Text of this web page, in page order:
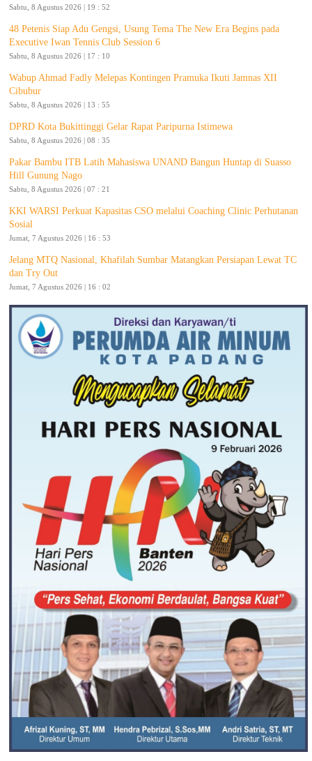
Sabtu, 8 Agustus 2026 | 19 : 52
48 Petenis Siap Adu Gengsi, Usung Tema The New Era Begins pada
Executive Iwan Tennis Club Session 6
Sabtu, 8 Agustus 2026 | 17 : 10
Wabup Ahmad Fadly Melepas Kontingen Pramuka Ikuti Jamnas XII
Cibubur
Sabtu, 8 Agustus 2026 | 13 : 55
DPRD Kota Bukittinggi Gelar Rapat Paripurna Istimewa
Sabtu, 8 Agustus 2026 | 08 : 35
Pakar Bambu ITB Latih Mahasiswa UNAND Bangun Huntap di Suasso
Hill Gunung Nago
Sabtu, 8 Agustus 2026 | 07 : 21
KKI WARSI Perkuat Kapasitas CSO melalui Coaching Clinic Perhutanan
Sosial
Jumat, 7 Agustus 2026 | 16 : 53
Jelang MTQ Nasional, Khafilah Sumbar Matangkan Persiapan Lewat TC
dan Try Out
Jumat, 7 Agustus 2026 | 16 : 02